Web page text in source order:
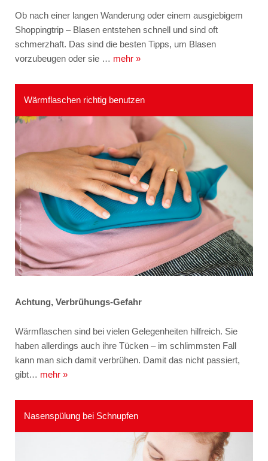
Ob nach einer langen Wanderung oder einem ausgiebigem
Shoppingtrip – Blasen entstehen schnell und sind oft
schmerzhaft. Das sind die besten Tipps, um Blasen
vorzubeugen oder sie … mehr »
Wärmflaschen richtig benutzen
Achtung, Verbrühungs-Gefahr
Wärmflaschen sind bei vielen Gelegenheiten hilfreich. Sie
haben allerdings auch ihre Tücken – im schlimmsten Fall
kann man sich damit verbrühen. Damit das nicht passiert,
gibt… mehr »
Nasenspülung bei Schnupfen